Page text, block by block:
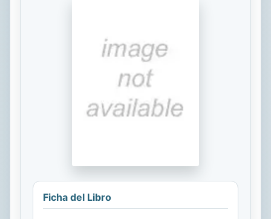
Ficha del Libro